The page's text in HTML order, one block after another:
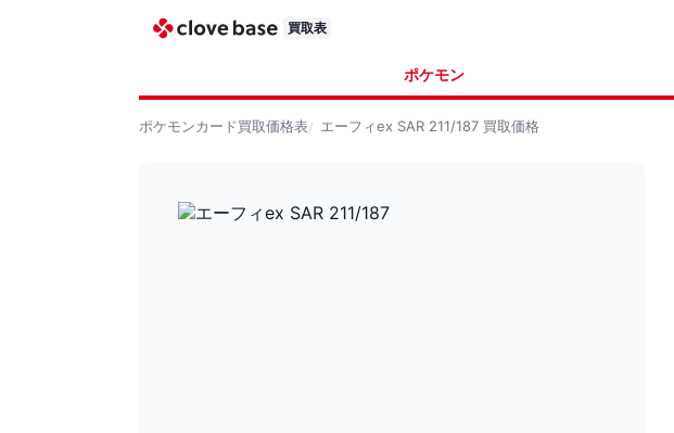
買取表
ポケモン
ポケモンカード買取価格表 エーフィex SAR 211/187 買取価格